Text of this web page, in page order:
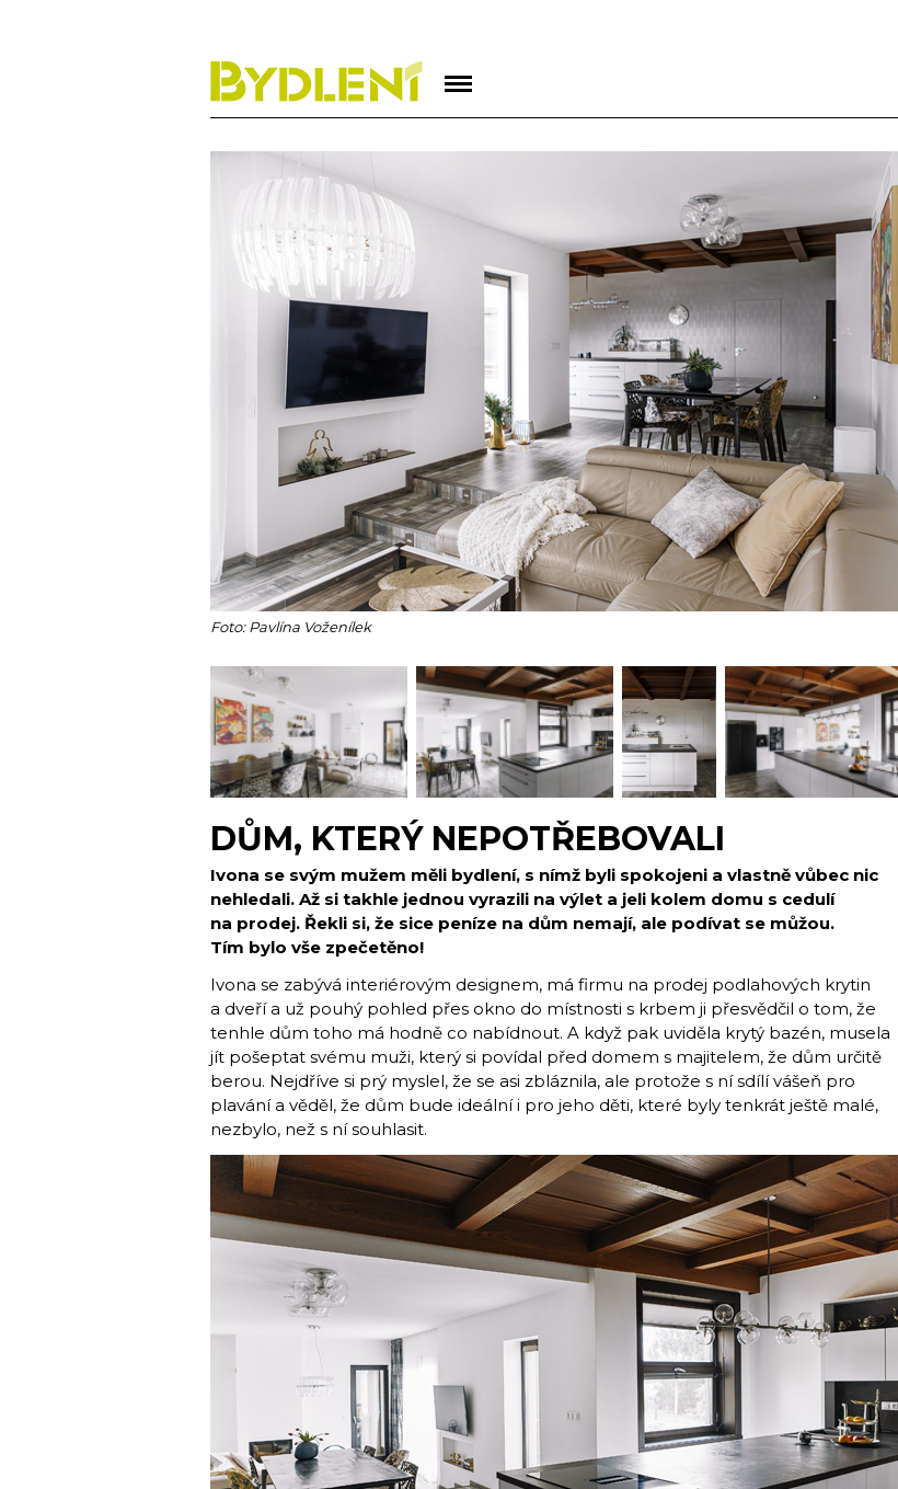
Foto: Pavlína Voženílek
DŮM, KTERÝ NEPOTŘEBOVALI
Ivona se svým mužem měli bydlení, s nímž byli spokojeni a vlastně vůbec nic
nehledali. Až si takhle jednou vyrazili na výlet a jeli kolem domu s cedulí
na prodej. Řekli si, že sice peníze na dům nemají, ale podívat se můžou.
Tím bylo vše zpečetěno!
Ivona se zabývá interiérovým desig­nem, má firmu na prodej podlahových krytin
a dveří a už pouhý pohled přes okno do místnosti s krbem ji přesvědčil o tom, že
tenhle dům toho má hodně co nabídnout. A když pak uviděla krytý bazén, musela
jít pošeptat svému muži, který si povídal před domem s majitelem, že dům určitě
berou. Nejdříve si prý myslel, že se asi zbláznila, ale protože s ní sdílí vášeň pro
plavání a věděl, že dům bude ideální i pro jeho děti, které byly tenkrát ještě malé,
nezbylo, než s ní souhlasit.